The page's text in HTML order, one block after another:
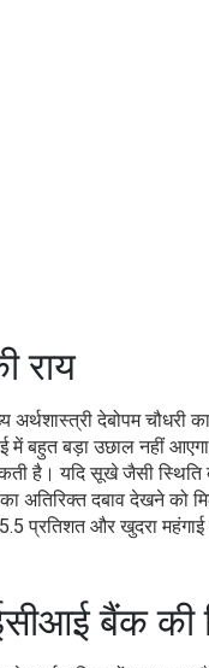
राय
अर्थशास्त्री देबोपम
में बहुत बड़ा उछाल नहीं
है। यदि सूखे जैसी स्थिति
अतिरिक्त दबाव देखने को
प्रतिशत और खुदरा
बैंक की